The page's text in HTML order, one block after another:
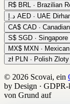
R$ BRL · Brazilian
د.إ AED · UAE
CA$ CAD ·
S$ SGD · Singapore
MX$ MXN ·
zł PLN · Polish Zloty
© 2026 Scovai, ein
by Design ·
von Grund auf